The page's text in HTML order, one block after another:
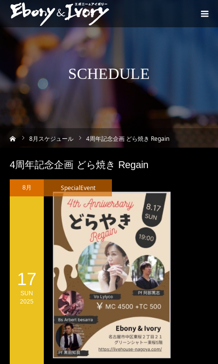
SCHEDULE
8月スケジュール 4周年記念企画 どら焼き Regain
4周年記念企画 どら焼き Regain
8月
17
SUN
2025
SpecialEvent